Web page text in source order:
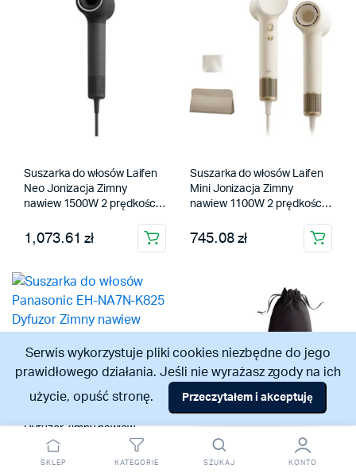
Suszarka do włosów Laifen
Neo Jonizacja Zimny
nawiew 1500W 2 prędkości
1,073.61 zł
Suszarka do włosów Laifen
Mini Jonizacja Zimny
nawiew 1100W 2 prędkości
745.08 zł
Suszarka do włosów
Dyfuzor Zimny nawiew
1600W 1 prędkość 3
temperatury
777.94 zł
Serwis wykorzystuje pliki cookies niezbędne do jego
prawidłowego działania. Jeśli nie wyrażasz zgody na ich
użycie, opuść stronę.
Przeczytałem i akceptuję
SKLEP KATEGORIE SZUKAJ KONTO